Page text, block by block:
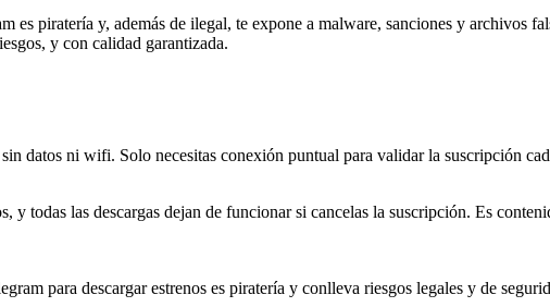
es piratería y, además de ilegal, te expone a malware, sanciones y archivos
y con calidad garantizada.
datos ni wifi. Solo necesitas conexión puntual para validar la suscripción
todas las descargas dejan de funcionar si cancelas la suscripción. Es
para descargar estrenos es piratería y conlleva riesgos legales y de